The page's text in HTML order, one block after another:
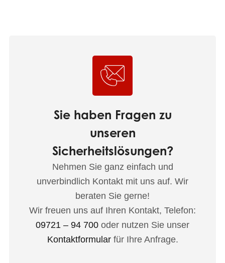
Sie haben Fragen zu
unseren
Sicherheitslösungen?
Nehmen Sie ganz einfach und
unverbindlich Kontakt mit uns auf. Wir
beraten Sie gerne!
Wir freuen uns auf Ihren Kontakt, Telefon:
09721 – 94 700 oder nutzen Sie unser
Kontaktformularfür Ihre Anfrage.